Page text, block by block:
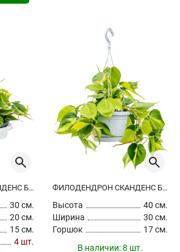
ФИЛОДЕНДРОН СКАНДЕНС БРАЗИЛ АМПЕЛЬНЫЙ
30 см.
20 см.
15 см.
4 шт.
ФИЛОДЕНДРОН СКАНДЕНС БРАЗИЛ АМПЕЛЬНЫЙ
Высота
40 см.
Ширина
30 см.
Горшок
17 см.
В наличии:8 шт.